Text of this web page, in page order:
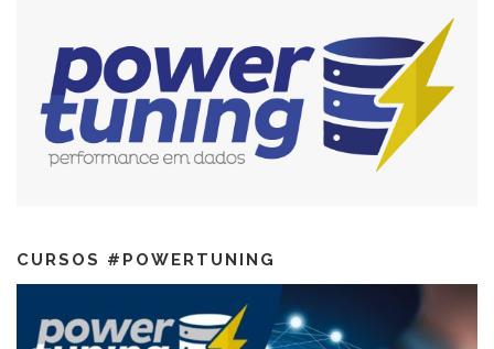
CURSOS #POWERTUNING